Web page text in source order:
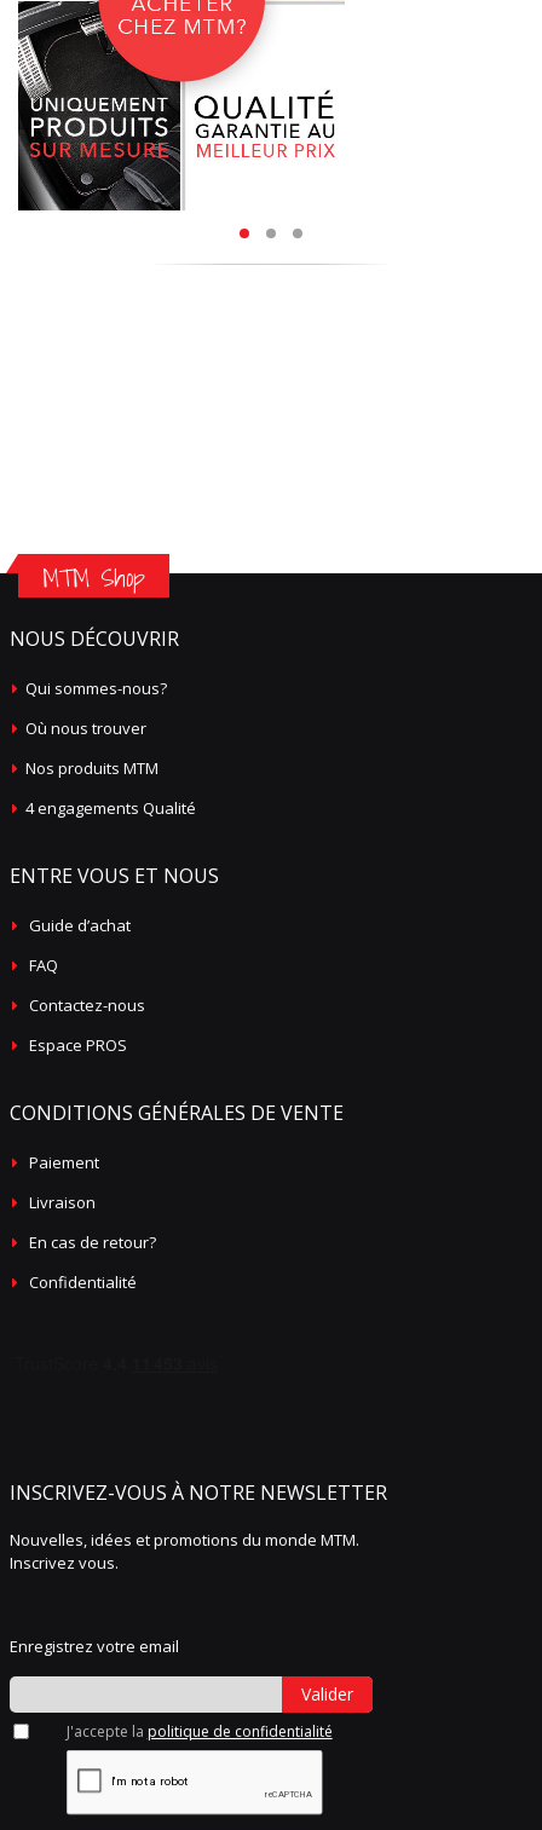
MTM Shop
NOUS DÉCOUVRIR
Qui sommes-nous?
Où nous trouver
Nos produits MTM
4 engagements Qualité
ENTRE VOUS ET NOUS
Guide d’achat
FAQ
Contactez-nous
Espace PROS
CONDITIONS GÉNÉRALES DE VENTE
Paiement
Livraison
En cas de retour?
Confidentialité
INSCRIVEZ-VOUS À NOTRE NEWSLETTER
Nouvelles, idées et promotions du monde MTM.
Inscrivez vous.
Enregistrez votre email
Valider
J'accepte la politique de confidentialité